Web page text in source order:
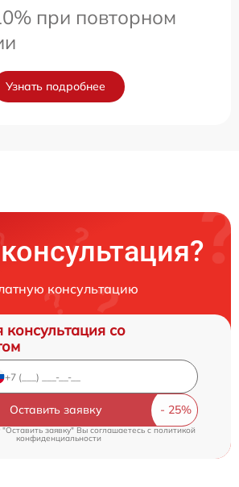
при повторном
Узнать подробнее
консультацию
консультация со
Оставить заявку
заявку" Вы соглашаетесь cполитикой
конфиденциальности